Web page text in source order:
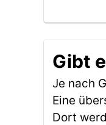
Gibt
Je nach
Eine
Dort